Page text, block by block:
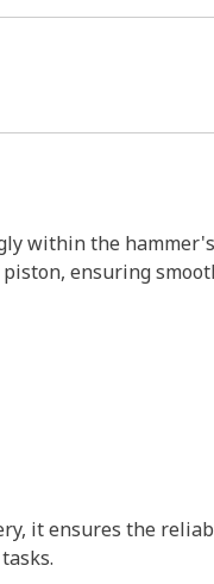
within the
ensuring
it ensures the